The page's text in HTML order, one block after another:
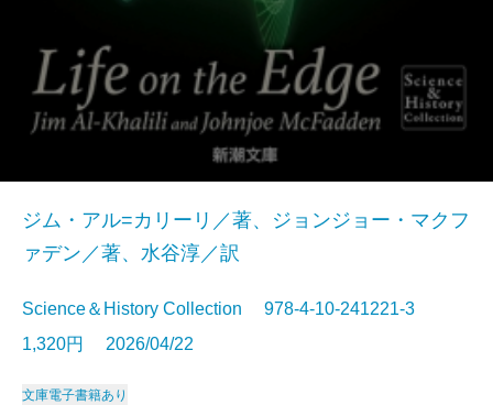
ジム・アル=カリーリ／著、ジョンジョー・マクフ
ァデン／著、水谷淳／訳
Science＆History Collection 978-4-10-241221-3
1,320円 2026/04/22
文庫電子書籍あり